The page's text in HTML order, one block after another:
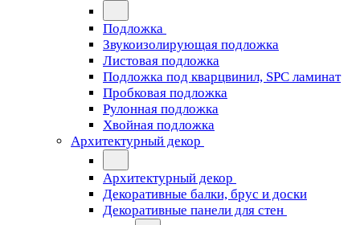
Подложка
Звукоизолирующая подложка
Листовая подложка
Подложка под кварцвинил, SPC ламинат
Пробковая подложка
Рулонная подложка
Хвойная подложка
Архитектурный декор
Архитектурный декор
Декоративные балки, брус и доски
Декоративные панели для стен